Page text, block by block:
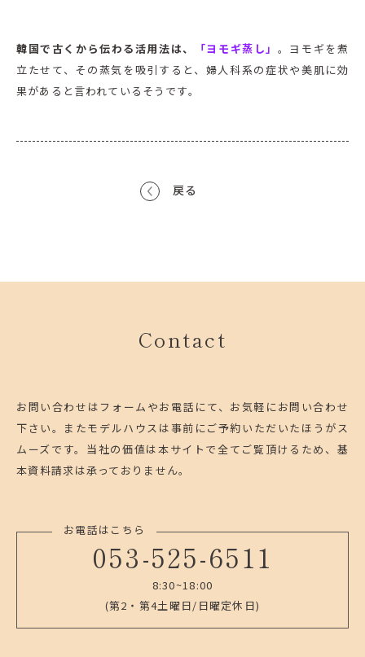
韓国で古くから伝わる活用法は、 「ヨモギ蒸し」 。ヨモギを煮
立たせて、その蒸気を吸引すると、婦人科系の症状や美肌に効
果があると言われているそうです。
戻る
Contact
お問い合わせはフォームやお電話にて、お気軽にお問い合わせ
下さい。 またモデルハウスは事前にご予約いただいたほうがス
ムーズです。 当社の価値は本サイトで全てご覧頂けるため、基
本資料請求は承っておりません。
お電話はこちら
053-525-6511
8:30~18:00
(第2・第4土曜日/日曜定休日)